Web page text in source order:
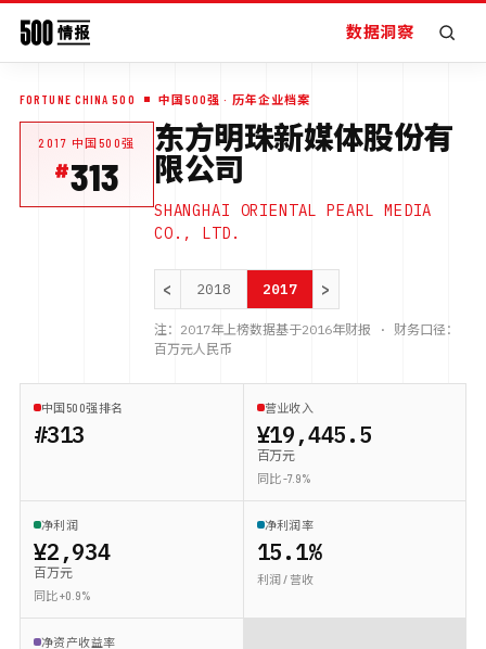
数据洞察
FORTUNE CHINA 500 中国500强 · 历年企业档案
2017 中国500强
313
东方明珠新媒体股份有
限公司
SHANGHAI ORIENTAL PEARL MEDIA
CO., LTD.
< 2018 2017 >
注： 2017年上榜数据基于2016年财报 · 财务口径：
百万元人民币
中国500强排名
#313
营业收入
¥19,445.5
百万元
同比 -7.9%
净利润
¥2,934
百万元
同比 +0.9%
净利润率
15.1%
利润 / 营收
净资产收益率